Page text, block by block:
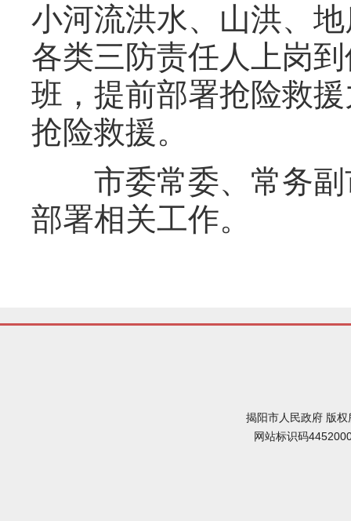
小河流洪水、山洪、
各类三防责任人上岗
班，提前部署抢险救
抢险救援。
市委常委、常务副
部署相关工作。
揭阳市人民政府 版
网站标识码